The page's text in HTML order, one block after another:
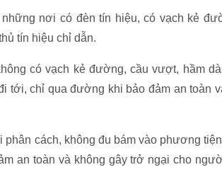
nơi có đèn tín hiệu, có vạch kẻ
tín hiệu chỉ dẫn.
có vạch kẻ đường, cầu vượt, hầm
tới, chỉ qua đường khi bảo đảm an toàn
cách, không đu bám vào phương
an toàn và không gây trở ngại cho